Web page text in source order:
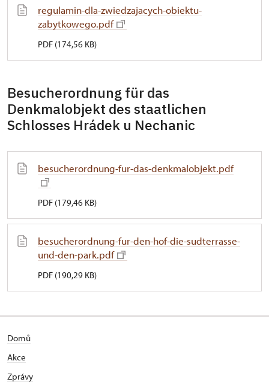
regulamin-dla-zwiedzajacych-obiektu-
zabytkowego.pdf
PDF (174,56 KB)
Besucherordnung für das
Denkmalobjekt des staatlichen
Schlosses Hrádek u Nechanic
besucherordnung-fur-das-denkmalobjekt.pdf
PDF (179,46 KB)
besucherordnung-fur-den-hof-die-sudterrasse-
und-den-park.pdf
PDF (190,29 KB)
Domů
Akce
Zprávy